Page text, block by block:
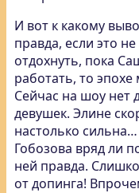
И вот к какому
правда, если это
отдохнуть, пока
работать, то
Сейчас на шоу нет
девушек. Элине
настолько
Гобозова вряд ли
ней правда.
от допинга!